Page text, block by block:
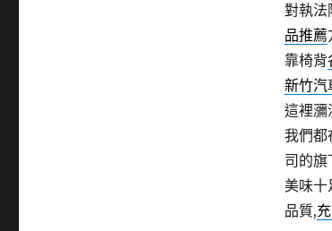
對執法
品推薦
靠椅背
新竹汽
這裡瀰
我們都
司的旗
美味十
品質,